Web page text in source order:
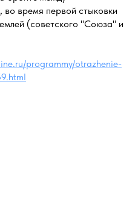
время первой стыковки
(советского "Союза" и
programmy/otrazhenie-